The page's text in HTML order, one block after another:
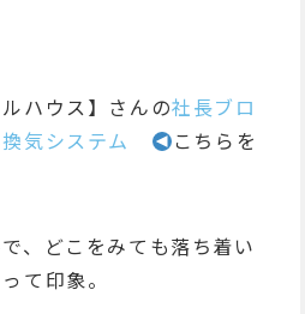
ハウス】さんの社長ブロ
気システム
こちらを
、どこをみても落ち着い
て印象。